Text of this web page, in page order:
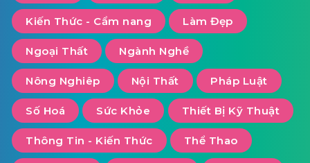
Kiến Thức - Cẩm nang Làm Đẹp
Ngoại Thất Ngành Nghề
Nông Nghiêp Nội Thất Pháp Luật
Số Hoá Sức Khỏe Thiết Bị Kỹ Thuật
Thông Tin - Kiến Thức Thể Thao